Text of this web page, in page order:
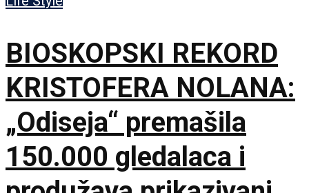
BIOSKOPSKI REKORD
KRISTOFERA NOLANA:
„Odiseja“ premašila
150.000 gledalaca i